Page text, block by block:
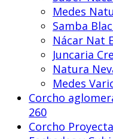
Medes
Samba
Nácar Nat
Juncaria
Natura
Medes
Corcho
260
Corcho